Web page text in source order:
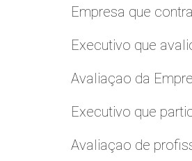
Empresa que
Executivo que
Avaliaçao da
Executivo que
Avaliaçao de